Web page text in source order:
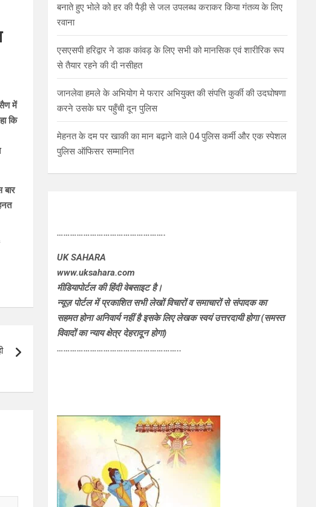
में
कि
बार
बनाते हुए भोले को हर की पैड़ी से जल उपलब्ध कराकर किया गंतव्य के लिए
रवाना
एसएसपी हरिद्वार ने डाक कांवड़ के लिए सभी को मानसिक एवं शारीरिक रूप
से तैयार रहने की दी नसीहत
जानलेवा हमले के अभियोग मे फरार अभियुक्त की संपत्ति कुर्की की उदघोषणा
करने उसके घर पहुँची दून पुलिस
मेहनत के दम पर खाकी का मान बढ़ाने वाले 04 पुलिस कर्मी और एक स्पेशल
पुलिस ऑफिसर सम्मानित
………………………………………….
UK SAHARA
www.uksahara.com
मीडियापोर्टल की हिंदी वेबसाइट है।
न्यूज़ पोर्टल में प्रकाशित सभी लेखों विचारों व समाचारों से संपादक का
सहमत होना अनिवार्य नहीं है इसके लिए लेखक स्वयं उत्तरदायी होगा (समस्त
विवादों का न्याय क्षेत्र देहरादून होगा)
………………………………………………..